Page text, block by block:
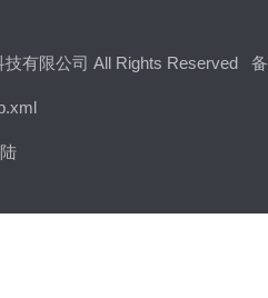
有限公司 All Rights Reserved